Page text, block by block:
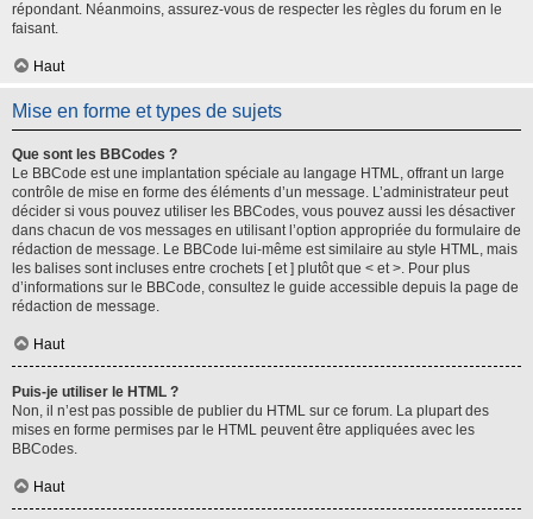
répondant. Néanmoins, assurez-vous de respecter les règles du forum en le
faisant.
Haut
Mise en forme et types de sujets
Que sont les BBCodes ?
Le BBCode est une implantation spéciale au langage HTML, offrant un large
contrôle de mise en forme des éléments d’un message. L’administrateur peut
décider si vous pouvez utiliser les BBCodes, vous pouvez aussi les désactiver
dans chacun de vos messages en utilisant l’option appropriée du formulaire de
rédaction de message. Le BBCode lui-même est similaire au style HTML, mais
les balises sont incluses entre crochets [ et ] plutôt que < et >. Pour plus
d’informations sur le BBCode, consultez le guide accessible depuis la page de
rédaction de message.
Haut
Puis-je utiliser le HTML ?
Non, il n’est pas possible de publier du HTML sur ce forum. La plupart des
mises en forme permises par le HTML peuvent être appliquées avec les
BBCodes.
Haut